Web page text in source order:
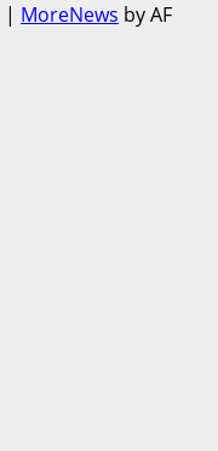
| MoreNews by AF